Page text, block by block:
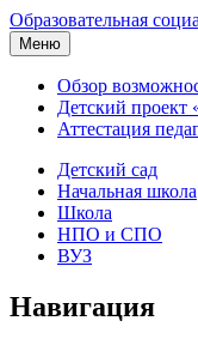
Образовательная
Меню
Обзор
Детский проект
Аттестация
Детский сад
Начальная школа
Школа
НПО и СПО
ВУЗ
Навигация